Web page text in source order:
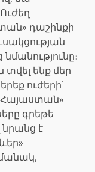
դաշինքի
ենք մեր
ուժերի՝
գրեթե
է